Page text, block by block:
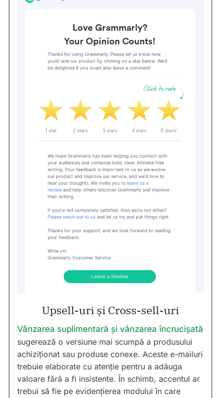
Upsell-uri și Cross-sell-uri
Vânzarea suplimentară și vânzarea încrucișată
sugerează o versiune mai scumpă a produsului
achiziționat sau produse conexe. Aceste e-mailuri
trebuie elaborate cu atenție pentru a adăuga
valoare fără a fi insistente. În schimb, accentul ar
trebui să fie pe evidențierea modului în care